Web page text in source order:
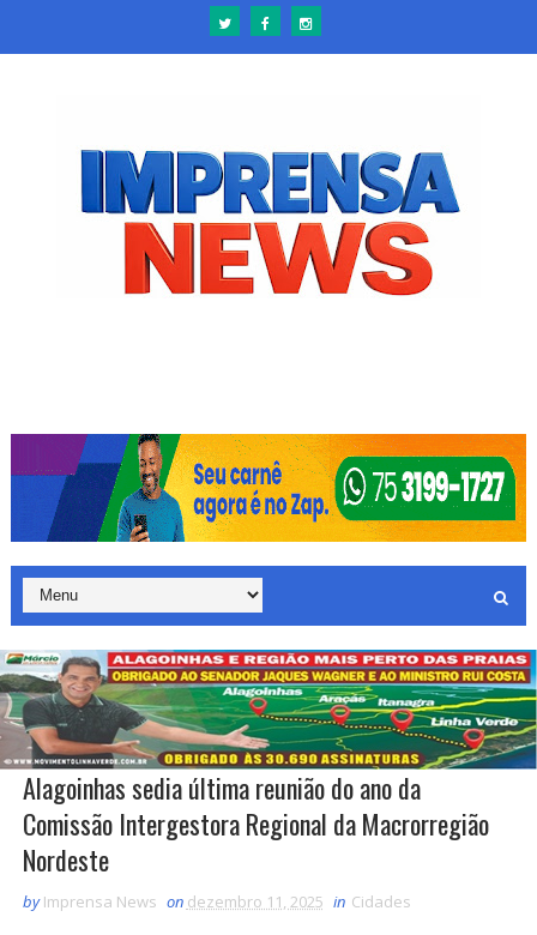
Alagoinhas sedia última reunião do ano da
Comissão Intergestora Regional da Macrorregião
Nordeste
by Imprensa News on dezembro 11, 2025 in Cidades